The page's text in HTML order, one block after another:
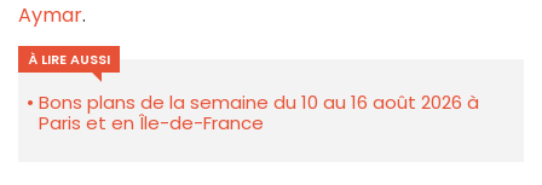
Aymar.
À LIRE AUSSI
Bons plans de la semaine du 10 au 16 août 2026 à
Paris et en Île-de-France